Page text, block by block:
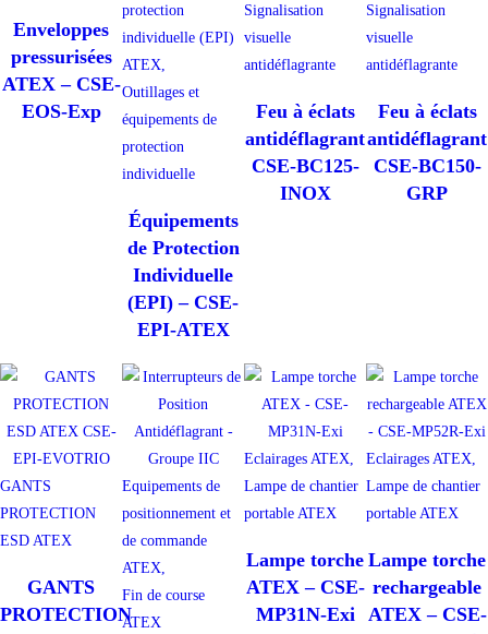
Enveloppes
pressurisées
ATEX – CSE-
EOS-Exp
protection
individuelle (EPI)
ATEX,
Outillages et
équipements de
protection
individuelle
Équipements
de Protection
Individuelle
(EPI) – CSE-
EPI-ATEX
Signalisation
visuelle
antidéflagrante
Feu à éclats
antidéflagrant
CSE-BC125-
INOX
Signalisation
visuelle
antidéflagrante
Feu à éclats
antidéflagrant
CSE-BC150-
GRP
GANTS
PROTECTION
ESD ATEX
GANTS
PROTECTION
Equipements de
positionnement et
de commande
ATEX,
Fin de course
ATEX
Eclairages ATEX,
Lampe de chantier
portable ATEX
Lampe torche
ATEX – CSE-
MP31N-Exi
Eclairages ATEX,
Lampe de chantier
portable ATEX
Lampe torche
rechargeable
ATEX – CSE-